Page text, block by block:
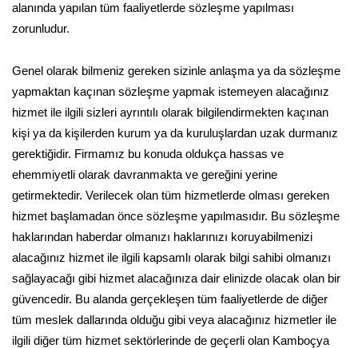
alanında yapılan tüm faaliyetlerde sözleşme yapılması
zorunludur.
Genel olarak bilmeniz gereken sizinle anlaşma ya da sözleşme
yapmaktan kaçınan sözleşme yapmak istemeyen alacağınız
hizmet ile ilgili sizleri ayrıntılı olarak bilgilendirmekten kaçınan
kişi ya da kişilerden kurum ya da kuruluşlardan uzak durmanız
gerektiğidir. Firmamız bu konuda oldukça hassas ve
ehemmiyetli olarak davranmakta ve gereğini yerine
getirmektedir. Verilecek olan tüm hizmetlerde olması gereken
hizmet başlamadan önce sözleşme yapılmasıdır. Bu sözleşme
haklarından haberdar olmanızı haklarınızı koruyabilmenizi
alacağınız hizmet ile ilgili kapsamlı olarak bilgi sahibi olmanızı
sağlayacağı gibi hizmet alacağınıza dair elinizde olacak olan bir
güvencedir. Bu alanda gerçekleşen tüm faaliyetlerde de diğer
tüm meslek dallarında olduğu gibi veya alacağınız hizmetler ile
ilgili diğer tüm hizmet sektörlerinde de geçerli olan Kamboçya